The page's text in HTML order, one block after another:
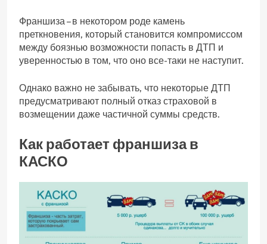
Франшиза – в некотором роде камень
преткновения, который становится компромиссом
между боязнью возможности попасть в ДТП и
уверенностью в том, что оно все-таки не наступит.
Однако важно не забывать, что некоторые ДТП
предусматривают полный отказ страховой в
возмещении даже частичной суммы средств.
Как работает франшиза в
КАСКО